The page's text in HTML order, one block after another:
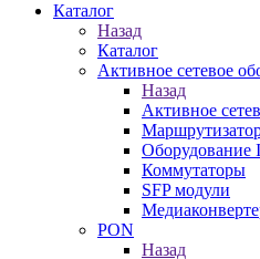
Каталог
Назад
Каталог
Активное сетевое
Назад
Активное
Оборудование
Коммутаторы
SFP модули
PON
Назад